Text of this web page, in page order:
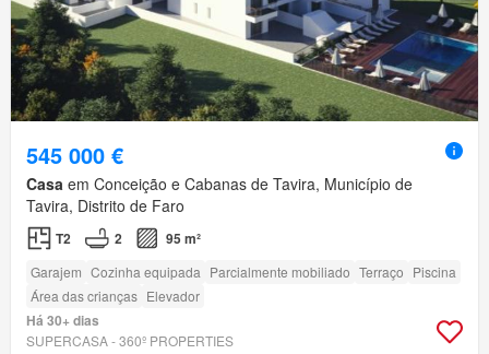
545 000 €
Casa em Conceição e Cabanas de Tavira, Município de
Tavira, Distrito de Faro
T2 2 95 m²
Garajem Cozinha equipada Parcialmente mobiliado Terraço Piscina
Área das crianças Elevador
Há 30+ dias
SUPERCASA - 360º PROPERTIES